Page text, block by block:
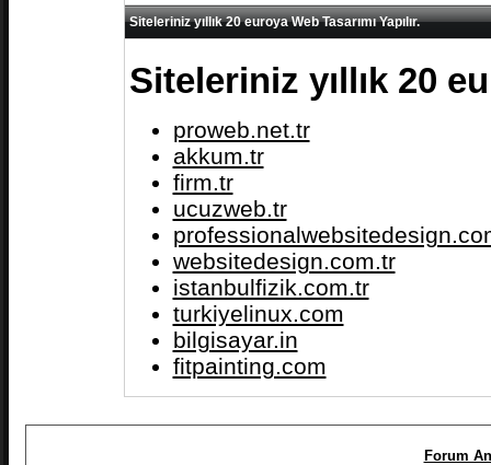
Siteleriniz yıllık 20 euroya Web Tasarımı Yapılır.
Siteleriniz yıllık 20
proweb.net.tr
akkum.tr
firm.tr
ucuzweb.tr
websitedesign.com.tr
istanbulfizik.com.tr
turkiyelinux.com
bilgisayar.in
fitpainting.com
Forum